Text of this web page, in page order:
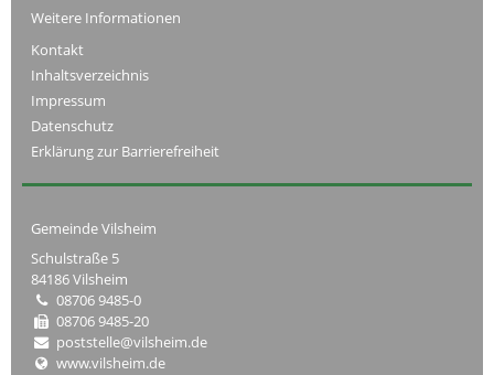
Weitere Informationen
Kontakt
Inhaltsverzeichnis
Impressum
Datenschutz
Erklärung zur Barrierefreiheit
Gemeinde Vilsheim
Schulstraße 5
84186 Vilsheim
08706 9485-0
08706 9485-20
poststelle@vilsheim.de
www.vilsheim.de